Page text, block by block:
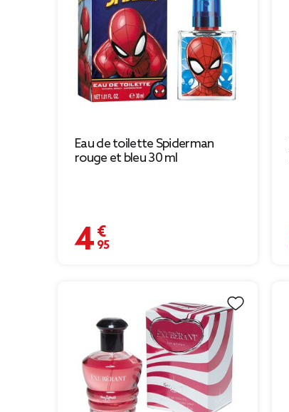
Eau de toilette Spiderman
rouge et bleu 30 ml
4,95 €